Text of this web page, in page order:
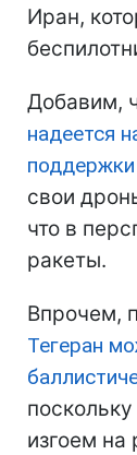
Иран,
Добавим,
надеется
свои
что в
ракеты.
Впрочем,
Тегеран
изгоем